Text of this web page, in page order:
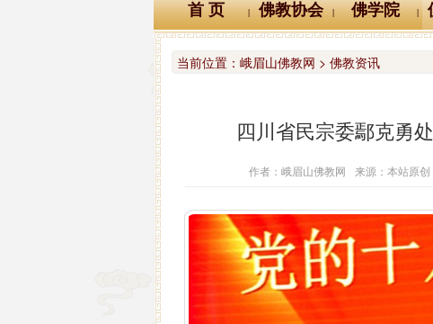
首 页 | 佛教协会 | 佛学院 |
当前位置： 峨眉山佛教网 > 佛教资讯
四川省民宗委鄢克勇
作者：峨眉山佛教网 来源：本站原创